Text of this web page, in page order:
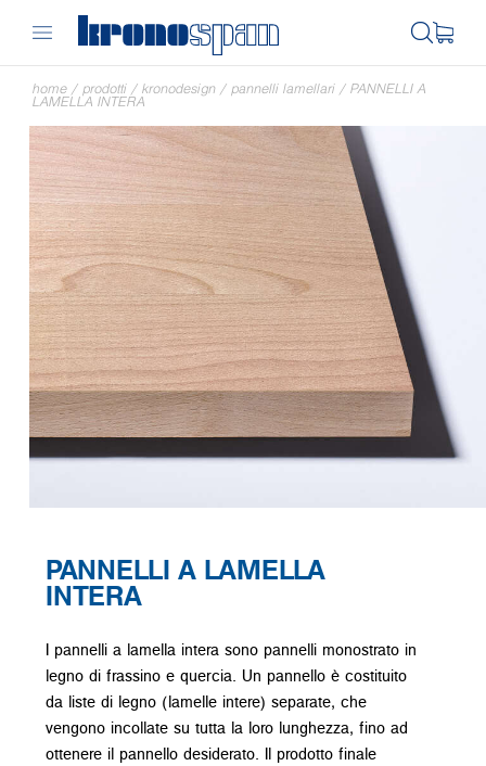
home / prodotti / kronodesign / pannelli lamellari / PANNELLI A
LAMELLA INTERA
PANNELLI A LAMELLA
INTERA
I pannelli a lamella intera sono pannelli monostrato in
legno di frassino e quercia. Un pannello è costituito
da liste di legno (lamelle intere) separate, che
vengono incollate su tutta la loro lunghezza, fino ad
ottenere il pannello desiderato. Il prodotto finale